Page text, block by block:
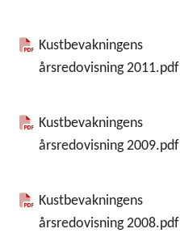
Kustbevakningens
årsredovisning 2011.pdf
Kustbevakningens
årsredovisning 2009.pdf
Kustbevakningens
årsredovisning 2008.pdf